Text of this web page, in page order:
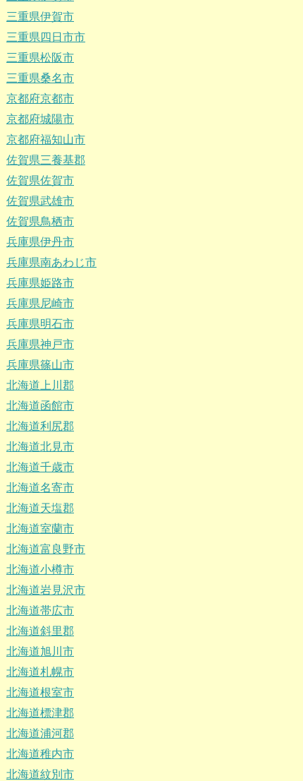
三重県伊賀市
三重県四日市市
三重県松阪市
三重県桑名市
京都府京都市
京都府城陽市
京都府福知山市
佐賀県三養基郡
佐賀県佐賀市
佐賀県武雄市
佐賀県鳥栖市
兵庫県伊丹市
兵庫県南あわじ市
兵庫県姫路市
兵庫県尼崎市
兵庫県明石市
兵庫県神戸市
兵庫県篠山市
北海道上川郡
北海道函館市
北海道利尻郡
北海道北見市
北海道千歳市
北海道名寄市
北海道天塩郡
北海道室蘭市
北海道富良野市
北海道小樽市
北海道岩見沢市
北海道帯広市
北海道斜里郡
北海道旭川市
北海道札幌市
北海道根室市
北海道標津郡
北海道浦河郡
北海道稚内市
北海道紋別市